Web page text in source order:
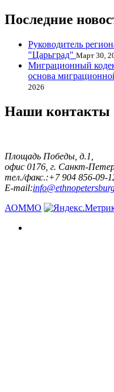
Последние
Руководитель
"Царьград" Март 30,
Миграционный
основа
2026
Наши контакты
Площадь Победы, д.1,
офис 0176, г. Санкт-
тел./факс.:+7 904 856-09-
E-mail:
АОММО